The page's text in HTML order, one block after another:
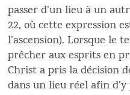
passer d’un lieu à un
22, où cette expression
l’ascension). Lorsque le
prêcher aux esprits en
Christ a pris la décision
dans un lieu réel afin